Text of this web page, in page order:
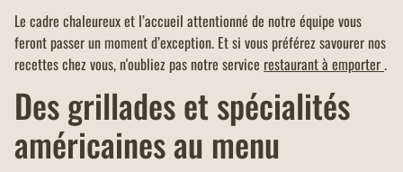
Le cadre chaleureux et l’accueil attentionné de notre équipe vous
feront passer un moment d’exception. Et si vous préférez savourer nos
recettes chez vous, n'oubliez pas notre service restaurant à emporter.
Des grillades et spécialités
américaines au menu